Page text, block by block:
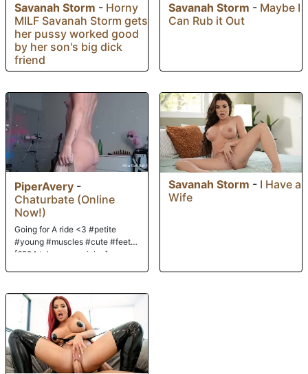
Savanah Storm - Horny
MILF Savanah Storm gets
her pussy worked good
by her son's big dick
friend
Savanah Storm - Maybe I
Can Rub it Out
PiperAvery -
Chaturbate (Online
Now!)
Going for A ride <3 #petite
#young #muscles #cute #feet
[6584 tokens remaining]
Savanah Storm - I Have a
Wife